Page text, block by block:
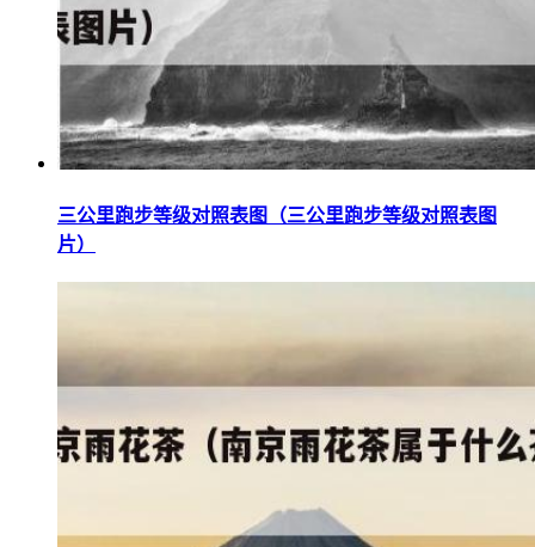
三公里跑步等级对照表图（三公里跑步等级对照表图
片）